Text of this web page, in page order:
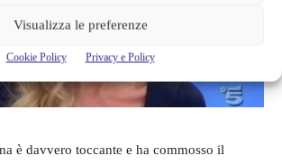
Visualizza le preferenze
Cookie Policy Privacy e Policy
è davvero toccante e ha commosso il